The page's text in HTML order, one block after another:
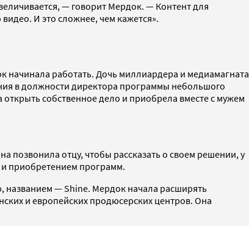
— говорит Мердок. — Контент для
И это сложнее, чем кажется».
начинала работать. Дочь миллиардера и медиамагната
в должности директора программы небольшого
собственное дело и приобрела вместе с мужем
позвонила отцу, чтобы рассказать о своем решении, у
приобретением программ.
названием — Shine. Мердок начала расширять
и европейских продюсерских центров. Она